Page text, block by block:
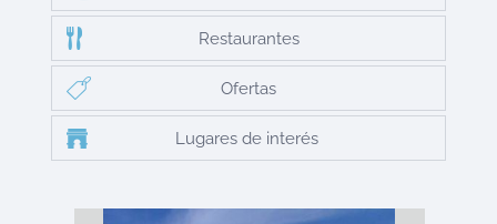
Restaurantes
Ofertas
Lugares de interés